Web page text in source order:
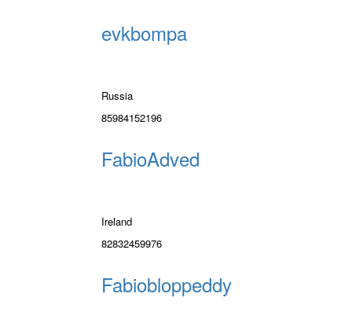
evkbompa
Russia
85984152196
FabioAdved
Ireland
82832459976
Fabiobloppeddy